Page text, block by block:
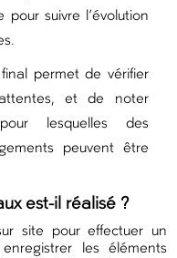
suivre l’évolution
permet de vérifier
et de noter
lesquelles des
peuvent être
est-il réalisé ?
site pour effectuer un
les éléments